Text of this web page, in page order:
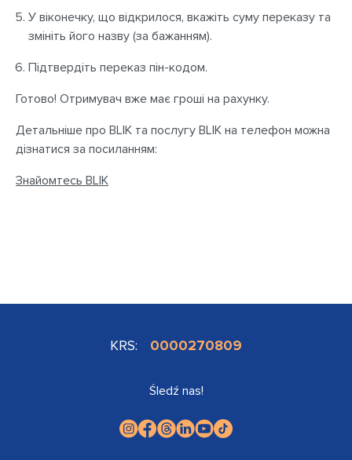
У віконечку, що відкрилося, вкажіть суму переказу та
змініть його назву (за бажанням).
Підтвердіть переказ пін-кодом.
Готово! Отримувач вже має гроші на рахунку.
Детальніше про BLIK та послугу BLIK на телефон можна
дізнатися за посиланням:
Знайомтесь BLIK
KRS: 0000270809
Śledź nas!